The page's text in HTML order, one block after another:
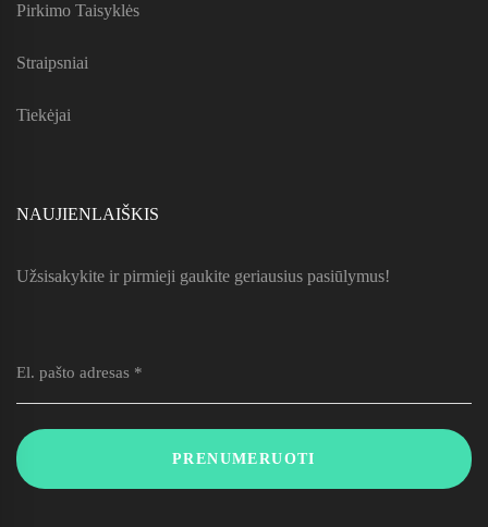
Pirkimo Taisyklės
Straipsniai
Tiekėjai
NAUJIENLAIŠKIS
Užsisakykite ir pirmieji gaukite geriausius pasiūlymus!
PRENUMERUOTI